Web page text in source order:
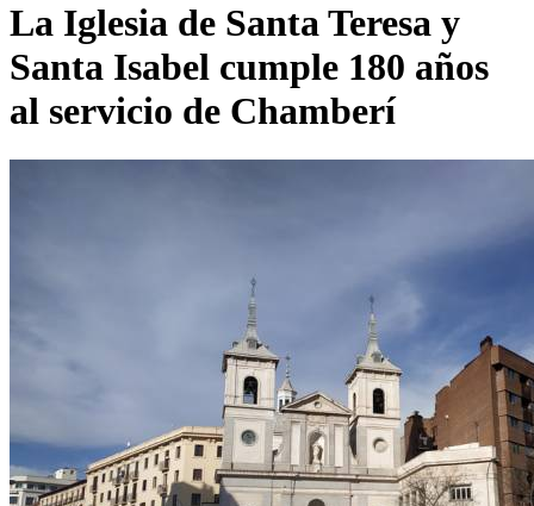
La Iglesia de Santa Teresa y
Santa Isabel cumple 180 años
al servicio de Chamberí